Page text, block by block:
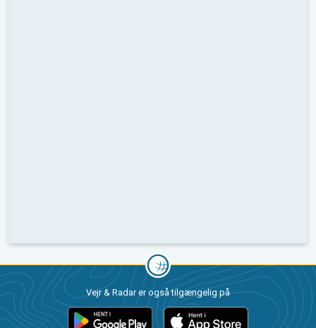
Vejr & Radar er også tilgængelig på